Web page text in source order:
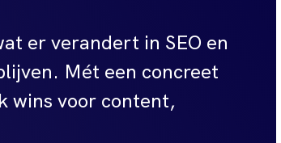
er verandert in SEO en
Mét een concreet
wins voor content,